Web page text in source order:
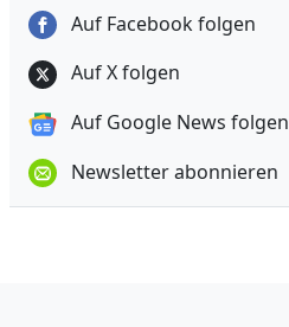
Auf Facebook folgen
Auf X folgen
Auf Google News folgen
Newsletter abonnieren